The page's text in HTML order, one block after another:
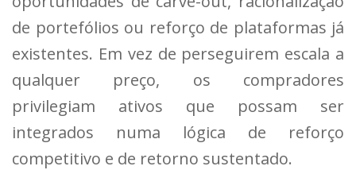
de portefólios ou reforço de plataformas já
existentes. Em vez de perseguirem escala a
qualquer preço, os compradores
privilegiam ativos que possam ser
integrados numa lógica de reforço
competitivo e de retorno sustentado.